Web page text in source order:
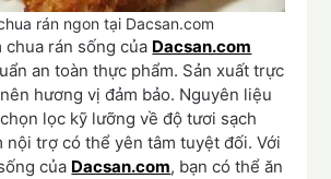
rán ngon tại Dacsan.com
chua rán sống của Dacsan.com
an toàn thực phẩm. Sản xuất trực
hương vị đảm bảo. Nguyên liệu
lọc kỹ lưỡng về độ tươi sạch
nội trợ có thể yên tâm tuyệt đối. Với
của Dacsan.com, bạn có thể ăn